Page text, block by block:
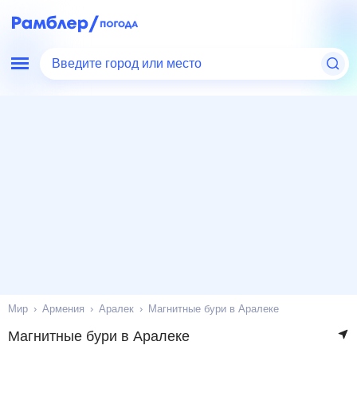
Введите город или место
Мир Армения Аралек Магнитные бури в Аралеке
Магнитные бури в Аралеке